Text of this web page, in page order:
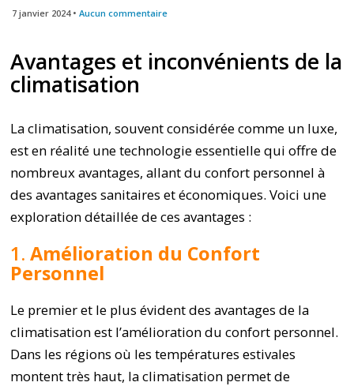
7 janvier 2024 •Aucun commentaire
Avantages et inconvénients de la
climatisation
La climatisation, souvent considérée comme un luxe,
est en réalité une technologie essentielle qui offre de
nombreux avantages, allant du confort personnel à
des avantages sanitaires et économiques. Voici une
exploration détaillée de ces avantages :
1.Amélioration du Confort
Personnel
Le premier et le plus évident des avantages de la
climatisation est l’amélioration du confort personnel.
Dans les régions où les températures estivales
montent très haut, la climatisation permet de